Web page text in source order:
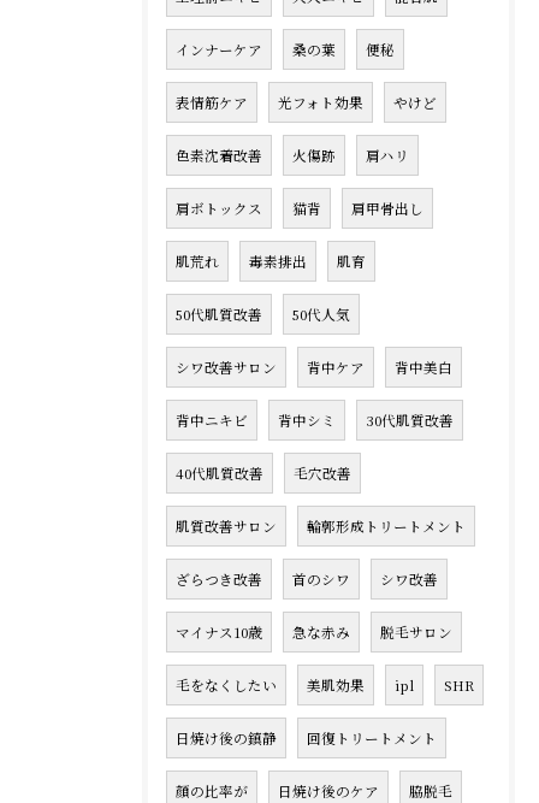
インナーケア 桑の葉 便秘
表情筋ケア 光フォト効果 やけど
色素沈着改善 火傷跡 肩ハリ
肩ボトックス 猫背 肩甲骨出し
肌荒れ 毒素排出 肌育
50代肌質改善 50代人気
シワ改善サロン 背中ケア 背中美白
背中ニキビ 背中シミ 30代肌質改善
40代肌質改善 毛穴改善
肌質改善サロン 輪郭形成トリートメント
ざらつき改善 首のシワ シワ改善
マイナス10歳 急な赤み 脱毛サロン
毛をなくしたい 美肌効果 ipl SHR
日焼け後の鎮静 回復トリートメント
顔の比率が 日焼け後のケア 脇脱毛